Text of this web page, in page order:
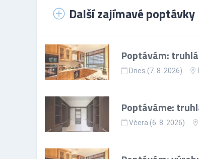
Další zajímavé poptávky
Poptávám:
Dnes (7. 8. 2026)
Poptáváme:
Včera (6. 8. 2026)